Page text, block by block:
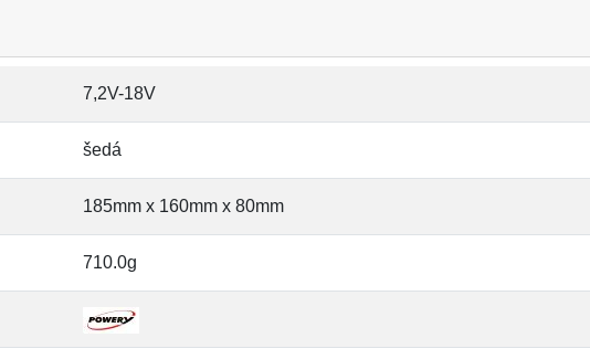
7,2V-18V
šedá
185mm x 160mm x 80mm
710.0g